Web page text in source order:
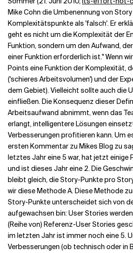
Mike Cohn die Umbenennung von
Komplexitätspunkte als 'falsch'. Er
geht es nicht um die Komplexität der
Funktion, sondern um den Aufwand,
einer Funktion erforderlich ist." Wenn
Points eine Funktion der Komplexität,
('schieres Arbeitsvolumen') und der
dem Gebiet). Vielleicht sollte auch die
einfließen. Die Konsequenz dieser
Arbeitsaufwand abnimmt, wenn das
erlangt, intelligentere Lösungen
Verbesserungen profitieren kann. Um
ersten Kommentar zu Mikes Blog zu
letztes Jahr eine 5 war, hat jetzt einige
und ist dieses Jahr eine 2. Die
bleibt gleich, die Story-Punkte pro
wir diese Methode A. Diese Methode
Story-Punkte unterscheidet sich von
aufgewachsen bin: User Stories
(Reihe von) Referenz-User Stories
im letzten Jahr ist immer noch eine 5.
Verbesserungen (ob technisch oder in